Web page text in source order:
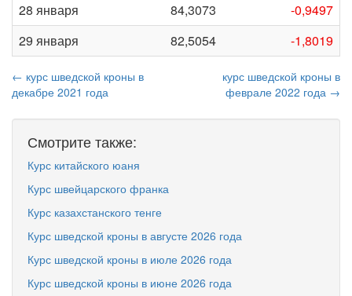
28 января
84,3073
-0,9497
29 января
82,5054 -1,8019
← курс шведской кроны в
декабре 2021 года
курс шведской кроны в
феврале 2022 года →
Смотрите также:
Курс китайского юаня
Курс швейцарского франка
Курс казахстанского тенге
Курс шведской кроны в августе 2026 года
Курс шведской кроны в июле 2026 года
Курс шведской кроны в июне 2026 года